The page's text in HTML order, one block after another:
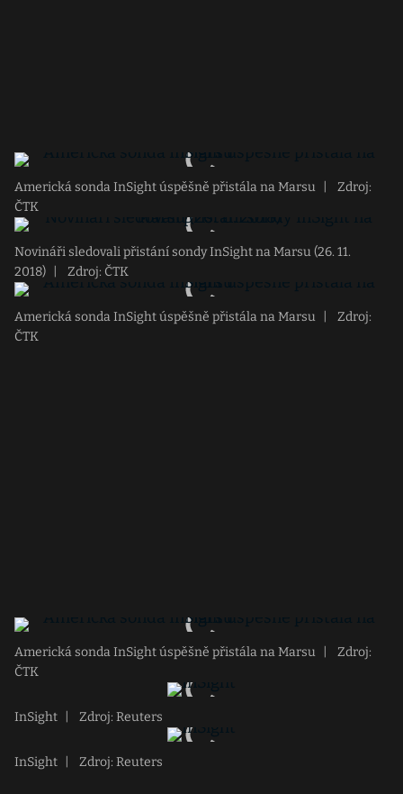
Americká sonda InSight úspěšně přistála na Marsu
Zdroj:
ČTK
Novináři sledovali přistání sondy InSight na Marsu (26. 11.
2018)
Zdroj: ČTK
Americká sonda InSight úspěšně přistála na Marsu
Zdroj:
ČTK
Americká sonda InSight úspěšně přistála na Marsu
Zdroj:
ČTK
InSight Zdroj: Reuters
InSight Zdroj: Reuters